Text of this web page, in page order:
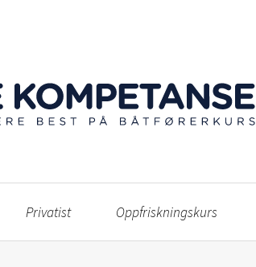
Privatist Oppfriskningskurs